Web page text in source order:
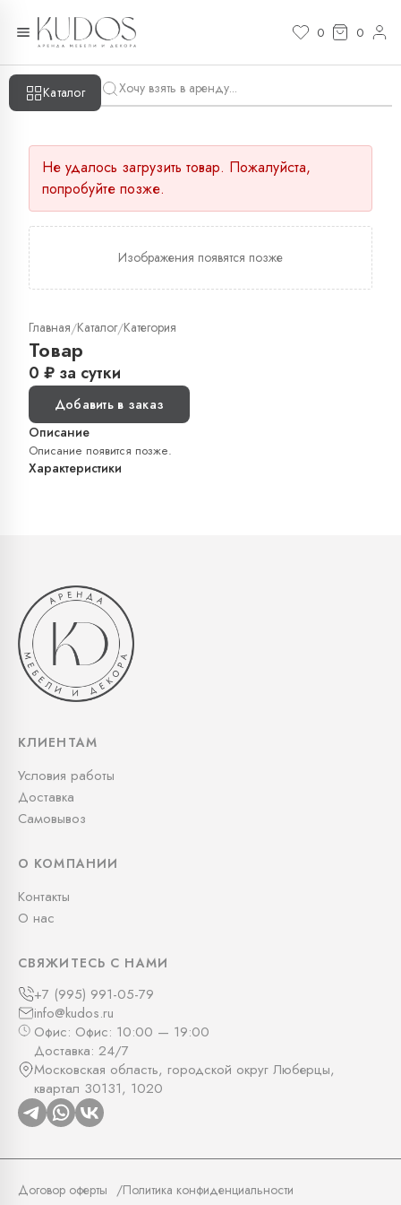
0 0
Каталог
Не удалось загрузить товар. Пожалуйста,
попробуйте позже.
Изображения появятся позже
Главная/Каталог/Категория
Товар
0 ₽ за сутки
Добавить в заказ
Описание
Описание появится позже.
Характеристики
КЛИЕНТАМ
Условия работы
Доставка
Самовывоз
О КОМПАНИИ
Контакты
О нас
СВЯЖИТЕСЬ С НАМИ
+7 (995) 991-05-79
info@kudos.ru
Офис: Офис: 10:00 — 19:00
Доставка: 24/7
Московская область, городской округ Люберцы,
квартал 30131, 1020
Договор оферты Политика конфиденциальности